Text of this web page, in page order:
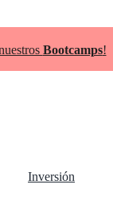
Bootcamps!
Inversión